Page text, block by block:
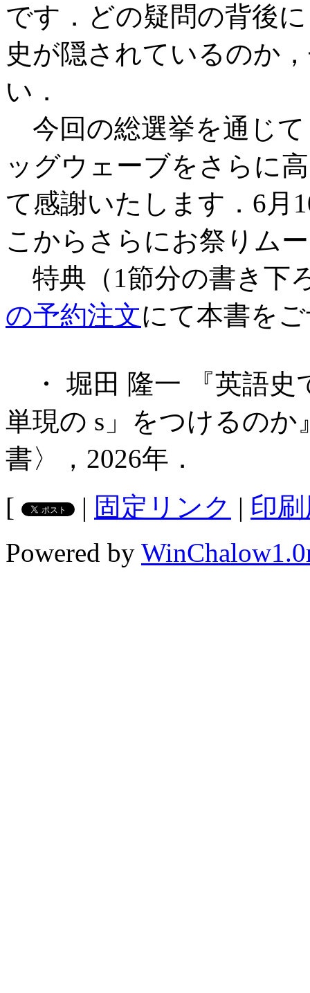
です．どの疑問の背後
史が隠されているのか
い．
今回の総選挙を通じ
ッグウェーブをさらに
て感謝いたします．6月
こからさらにお祭りム
特典（1節分の書き下
の予約注文にて本書を
・ 堀田 隆一 『英語史
単現の s」をつけるの
書〉，2026年．
[
| 固定リンク | 印
Powered by